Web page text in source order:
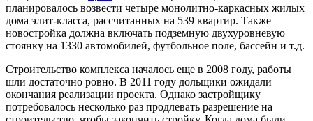
планировалось возвести четыре монолитно-каркасных жилых
дома элит-класса, рассчитанных на 539 квартир. Также
новостройка должна включать подземную двухуровневую
стоянку на 1330 автомобилей, футбольное поле, бассейн и т.д.
Строительство комплекса началось еще в 2008 году, работы
шли достаточно ровно. В 2011 году дольщики ожидали
окончания реализации проекта. Однако застройщику
потребовалось несколько раз продлевать разрешение на